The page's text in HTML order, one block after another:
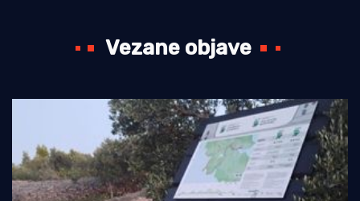
Vezane objave